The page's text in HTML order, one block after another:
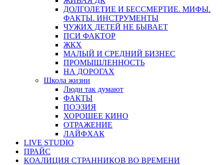
ДОЛГОЛЕТИЕ И БЕССМЕРТИЕ. МИФЫ.
ФАКТЫ. ИНСТРУМЕНТЫ
ЧУЖИХ ДЕТЕЙ НЕ БЫВАЕТ
ПСИ ФАКТОР
ЖКХ
МАЛЫЙ И СРЕДНИЙ БИЗНЕС
ПРОМЫШЛЕННОСТЬ
НА ДОРОГАХ
Школа жизни
Люди так думают
ФАКТЫ
ПОЭЗИЯ
ХОРОШЕЕ КИНО
ОТРАЖЕНИЕ
ЛАЙФХАК
LIVE STUDIO
ПРАЙС
КОАЛИЦИЯ СТРАННИКОВ ВО ВРЕМЕНИ